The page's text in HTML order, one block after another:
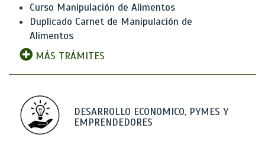
Curso Manipulación de Alimentos
Duplicado Carnet de Manipulación de
Alimentos
MÁS TRÁMITES
DESARROLLO ECONOMICO, PYMES Y
EMPRENDEDORES